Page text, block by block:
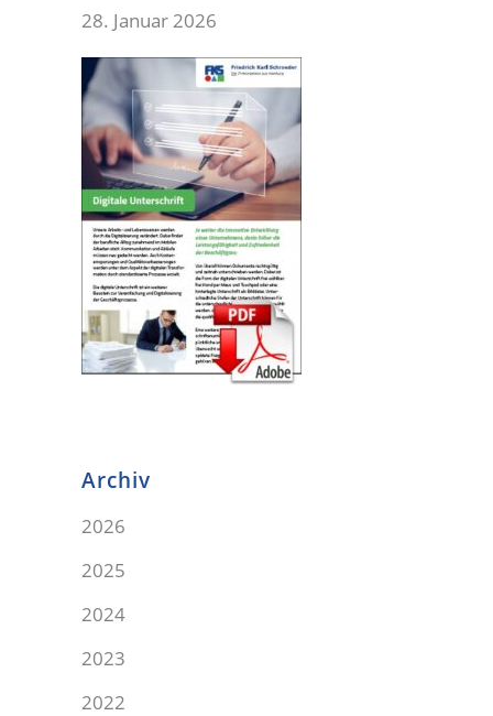
28. Januar 2026
Archiv
2026
2025
2024
2023
2022